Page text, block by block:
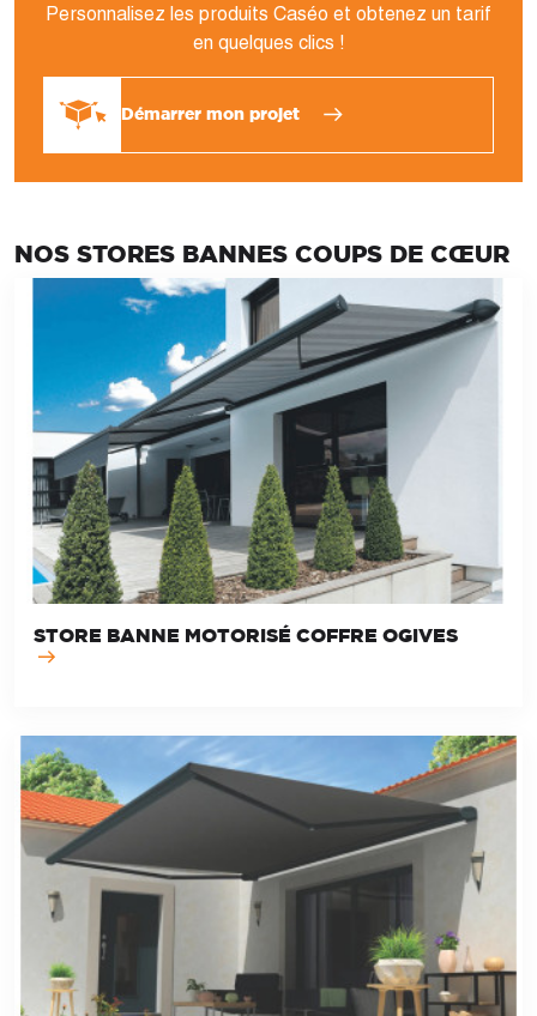
Personnalisez les produits Caséo et obtenez un tarif
en quelques clics !
Démarrer mon projet
NOS STORES BANNES COUPS DE CŒUR
STORE BANNE MOTORISÉ COFFRE OGIVES